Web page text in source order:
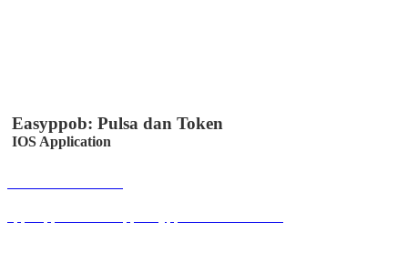
Easyppob: Pulsa dan Token
IOS Application